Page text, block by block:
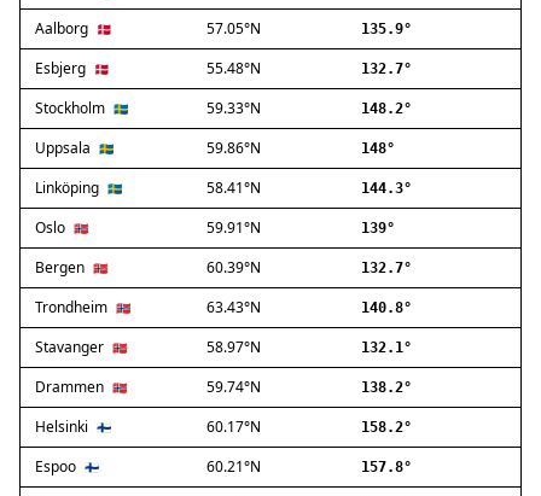
Haderslev
Albertslund
Allerød
Ballerup
Birkerød
Brøndby
Charlottenlund
Dragør
Farum
Fredensborg
Frederiksberg
Frederikssund
Frederiksværk
Gentofte
Gladsaxe
Glostrup
Greve
Aalborg 🇩🇰 57.05°N 135.9°
Esbjerg 🇩🇰 55.48°N 132.7°
Stockholm 🇸🇪 59.33°N 148.2°
Uppsala 🇸🇪 59.86°N 148°
Linköping 🇸🇪 58.41°N 144.3°
Oslo 🇳🇴 59.91°N 139°
Bergen 🇳🇴 60.39°N 132.7°
Trondheim 🇳🇴 63.43°N 140.8°
Stavanger 🇳🇴 58.97°N 132.1°
Drammen 🇳🇴 59.74°N 138.2°
Helsinki 🇫🇮 60.17°N 158.2°
Espoo 🇫🇮 60.21°N 157.8°